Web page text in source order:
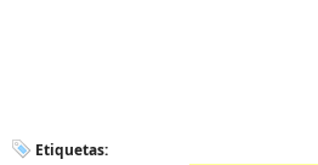
Etiquetas: